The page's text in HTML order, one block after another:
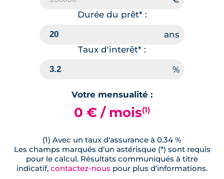
Lot M10
TVA 20% 294 000 €
Surface annexe
LotM08
Durée du prêt* :
Taux d'interêt* :
Votre mensualité :
0 € / mois(1)
(1) Avec un taux d'assurance à 0.34 %
Les champs marqués d'un astérisque (*) sont requis
pour le calcul. Résultats communiqués à titre
indicatif, contactez-nous pour plus d'informations.